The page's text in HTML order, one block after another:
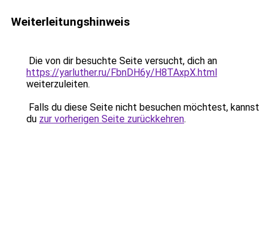
Weiterleitungshinweis
Die von dir besuchte Seite versucht, dich an
https://yarluther.ru/FbnDH6y/H8TAxpX.html
weiterzuleiten.
Falls du diese Seite nicht besuchen möchtest, kannst
du zur vorherigen Seite zurückkehren.